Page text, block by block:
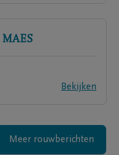
MAES
Bekijken
Meer rouwberichten